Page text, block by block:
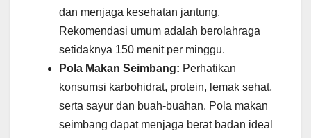
dan menjaga kesehatan jantung.
Rekomendasi umum adalah berolahraga
setidaknya 150 menit per minggu.
Pola Makan Seimbang: Perhatikan
konsumsi karbohidrat, protein, lemak sehat,
serta sayur dan buah-buahan. Pola makan
seimbang dapat menjaga berat badan ideal